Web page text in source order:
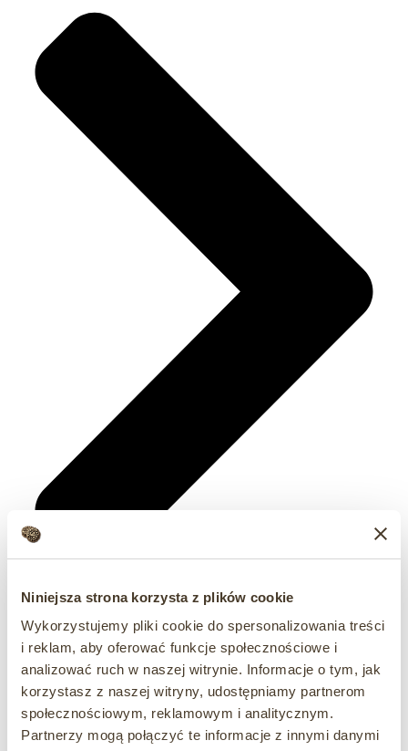
Niniejsza strona korzysta z plików cookie
Wykorzystujemy pliki cookie do spersonalizowania treści
i reklam, aby oferować funkcje społecznościowe i
analizować ruch w naszej witrynie. Informacje o tym, jak
korzystasz z naszej witryny, udostępniamy partnerom
społecznościowym, reklamowym i analitycznym.
Partnerzy mogą połączyć te informacje z innymi danymi